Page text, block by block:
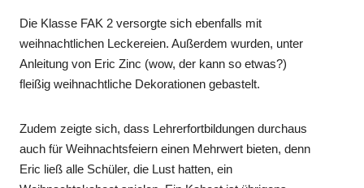
Die Klasse FAK 2 versorgte sich ebenfalls mit
weihnachtlichen Leckereien. Außerdem wurden, unter
Anleitung von Eric Zinc (wow, der kann so etwas?)
fleißig weihnachtliche Dekorationen gebastelt.
Zudem zeigte sich, dass Lehrerfortbildungen durchaus
auch für Weihnachtsfeiern einen Mehrwert bieten, denn
Eric ließ alle Schüler, die Lust hatten, ein